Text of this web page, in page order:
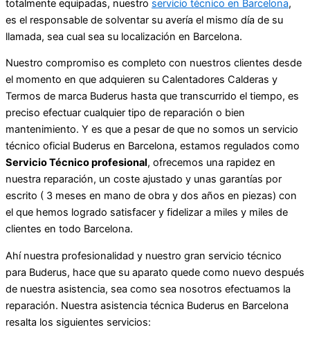
totalmente equipadas, nuestro servicio técnico en Barcelona,
es el responsable de solventar su avería el mismo día de su
llamada, sea cual sea su localización en Barcelona.
Nuestro compromiso es completo con nuestros clientes desde
el momento en que adquieren su Calentadores Calderas y
Termos de marca Buderus hasta que transcurrido el tiempo, es
preciso efectuar cualquier tipo de reparación o bien
mantenimiento. Y es que a pesar de que no somos un servicio
técnico oficial Buderus en Barcelona, estamos regulados como
Servicio Técnico profesional, ofrecemos una rapidez en
nuestra reparación, un coste ajustado y unas garantías por
escrito ( 3 meses en mano de obra y dos años en piezas) con
el que hemos logrado satisfacer y fidelizar a miles y miles de
clientes en todo Barcelona.
Ahí nuestra profesionalidad y nuestro gran servicio técnico
para Buderus, hace que su aparato quede como nuevo después
de nuestra asistencia, sea como sea nosotros efectuamos la
reparación. Nuestra asistencia técnica Buderus en Barcelona
resalta los siguientes servicios: